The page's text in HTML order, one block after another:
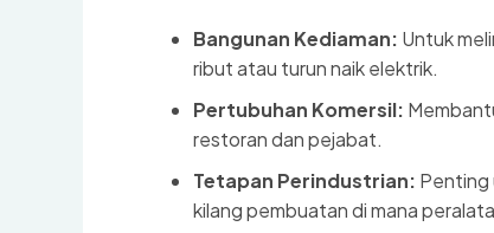
Bangunan Kediaman: Untuk
ribut atau turun naik elektrik.
Pertubuhan Komersil:
restoran dan pejabat.
Tetapan Perindustrian: Penting
kilang pembuatan di mana